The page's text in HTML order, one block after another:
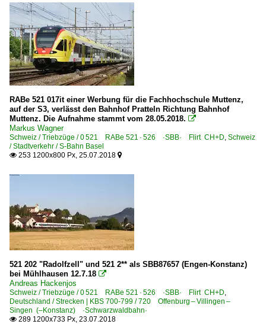
RABe 521 017it einer Werbung für die Fachhochschule Muttenz,
auf der S3, verlässt den Bahnhof Pratteln Richtung Bahnhof
Muttenz. Die Aufnahme stammt vom 28.05.2018. 
Markus Wagner
Schweiz / Triebzüge / 0 521 RABe 521 · 526 ·SBB· Flirt CH+D, Schweiz
/ Stadtverkehr / S-Bahn Basel
 253 1200x800 Px, 25.07.2018 
521 202 "Radolfzell" und 521 2** als SBB87657 (Engen-Konstanz)
bei Mühlhausen 12.7.18 
Andreas Hackenjos
Schweiz / Triebzüge / 0 521 RABe 521 · 526 ·SBB· Flirt CH+D,
Deutschland / Strecken | KBS 700-799 / 720 Offenburg – Villingen –
Singen (–Konstanz) ·Schwarzwaldbahn·
 289 1200x733 Px, 23.07.2018